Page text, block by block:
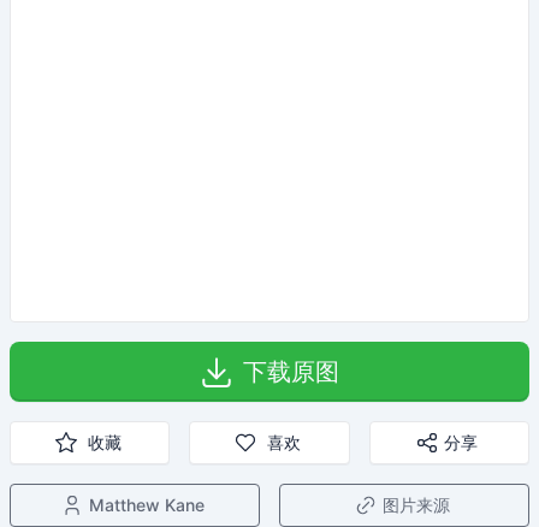
下载原图
收藏 喜欢 分享
Matthew Kane 图片来源